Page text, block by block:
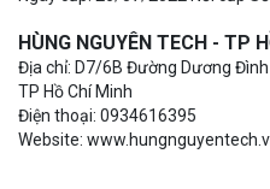
HÙNG NGUYÊN TECH - TP
Địa chỉ: D7/6B Đường Dương Đình
TP Hồ Chí Minh
Điện thoại: 0934616395
Website: